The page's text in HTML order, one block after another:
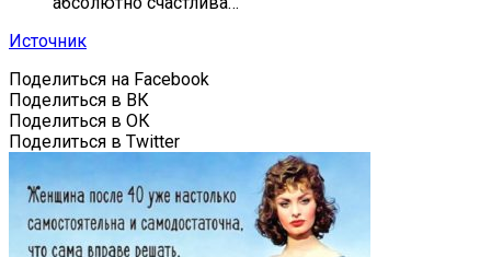
Источник
Поделиться на Facebook
Поделиться в ВК
Поделиться в ОК
Поделиться в Twitter